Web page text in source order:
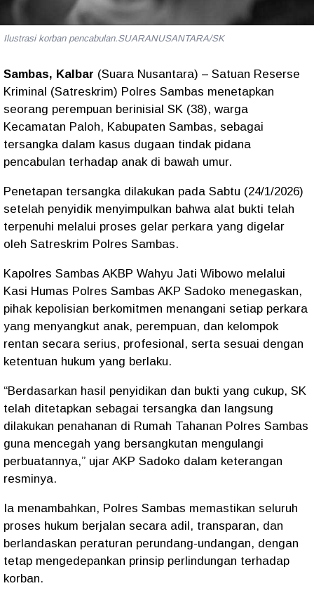
Ilustrasi korban pencabulan.SUARANUSANTARA/SK
Sambas, Kalbar (Suara Nusantara) – Satuan Reserse
Kriminal (Satreskrim) Polres Sambas menetapkan
seorang perempuan berinisial SK (38), warga
Kecamatan Paloh, Kabupaten Sambas, sebagai
tersangka dalam kasus dugaan tindak pidana
pencabulan terhadap anak di bawah umur.
Penetapan tersangka dilakukan pada Sabtu (24/1/2026)
setelah penyidik menyimpulkan bahwa alat bukti telah
terpenuhi melalui proses gelar perkara yang digelar
oleh Satreskrim Polres Sambas.
Kapolres Sambas AKBP Wahyu Jati Wibowo melalui
Kasi Humas Polres Sambas AKP Sadoko menegaskan,
pihak kepolisian berkomitmen menangani setiap perkara
yang menyangkut anak, perempuan, dan kelompok
rentan secara serius, profesional, serta sesuai dengan
ketentuan hukum yang berlaku.
“Berdasarkan hasil penyidikan dan bukti yang cukup, SK
telah ditetapkan sebagai tersangka dan langsung
dilakukan penahanan di Rumah Tahanan Polres Sambas
guna mencegah yang bersangkutan mengulangi
perbuatannya,” ujar AKP Sadoko dalam keterangan
resminya.
Ia menambahkan, Polres Sambas memastikan seluruh
proses hukum berjalan secara adil, transparan, dan
berlandaskan peraturan perundang-undangan, dengan
tetap mengedepankan prinsip perlindungan terhadap
korban.